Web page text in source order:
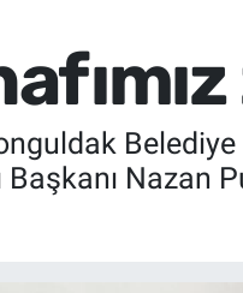
Başkanı Nazan